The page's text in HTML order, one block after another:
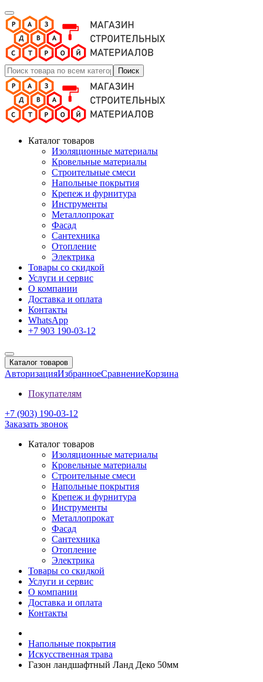
Поиск
Каталог товаров
Изоляционные материалы
Кровельные материалы
Строительные смеси
Напольные покрытия
Крепеж и фурнитура
Инструменты
Металлопрокат
Фасад
Сантехника
Отопление
Электрика
Товары со скидкой
Услуги и сервис
О компании
Доставка и оплата
Контакты
WhatsApp
+7 903 190-03-12
Каталог товаров
АвторизацияИзбранноеСравнениеКорзина
Покупателям
+7 (903) 190-03-12
Заказать звонок
Каталог товаров
Изоляционные материалы
Кровельные материалы
Строительные смеси
Напольные покрытия
Крепеж и фурнитура
Инструменты
Металлопрокат
Фасад
Сантехника
Отопление
Электрика
Товары со скидкой
Услуги и сервис
О компании
Доставка и оплата
Контакты
Напольные покрытия
Искусственная трава
Газон ландшафтный Ланд Деко 50мм